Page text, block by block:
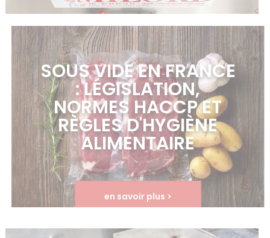
en savoir plus >
SOUS VIDE EN FRANCE
: LÉGISLATION,
NORMES HACCP ET
RÈGLES D'HYGIÈNE
ALIMENTAIRE
en savoir plus >